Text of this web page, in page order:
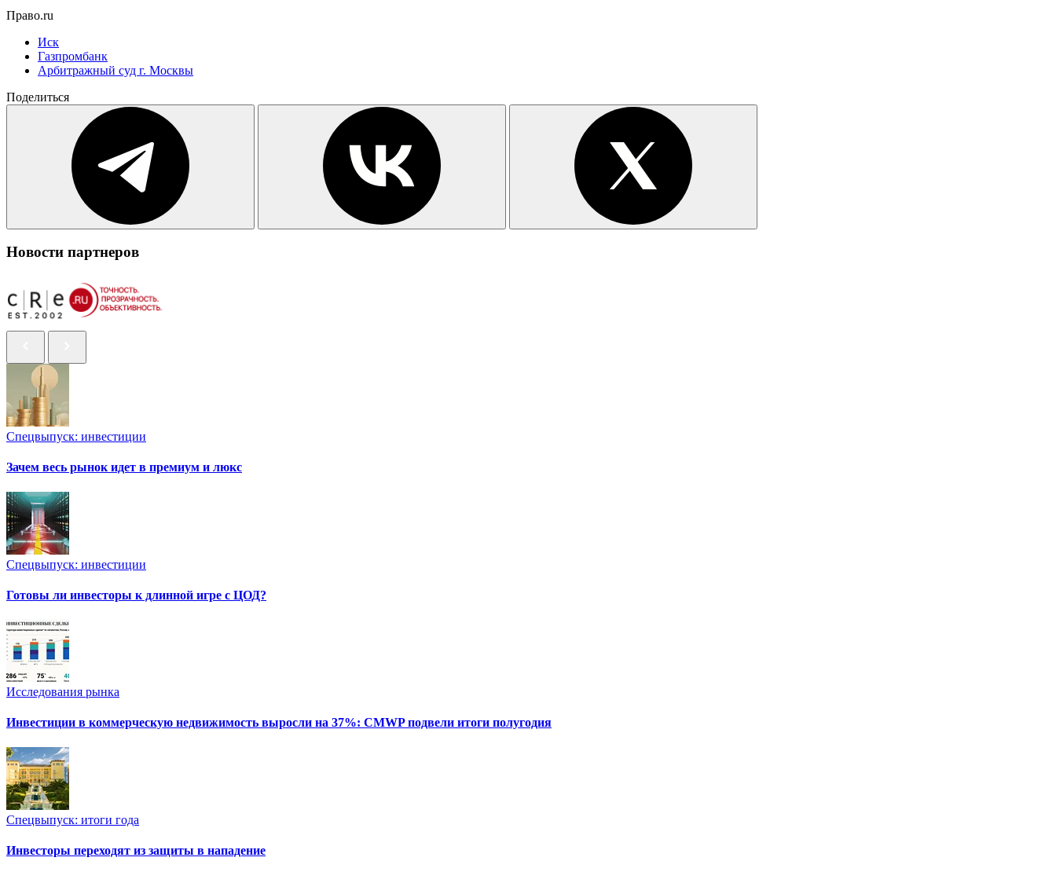
Право.ru
Иск
Газпромбанк
Арбитражный суд г. Москвы
Поделиться
Новости партнеров
Спецвыпуск: инвестиции
Зачем весь рынок идет в премиум и люкс
Спецвыпуск: инвестиции
Готовы ли инвесторы к длинной игре с ЦОД?
Исследования рынка
Инвестиции в коммерческую недвижимость выросли на 37%: CMWP подвели итоги полугодия
Спецвыпуск: итоги года
Инвесторы переходят из защиты в нападение